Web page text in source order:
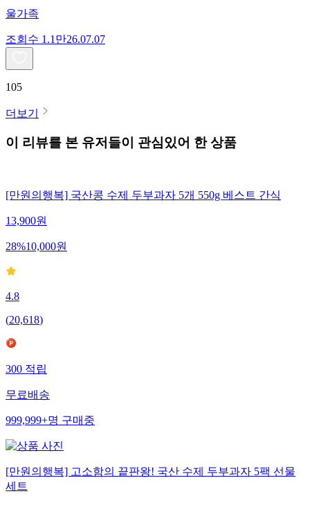
울가족
조회수 1.1만26.07.07
105
더보기
이 리뷰를 본 유저들이 관심있어 한 상품
[만원의행복] 국산콩 수제 두부과자 5개 550g 베스트 간식
13,900원
28%10,000원
4.8
(20,618)
300 적립
무료배송
999,999+명 구매중
[만원의행복] 고소함의 끝판왕! 국산 수제 두부과자 5팩 선물
세트